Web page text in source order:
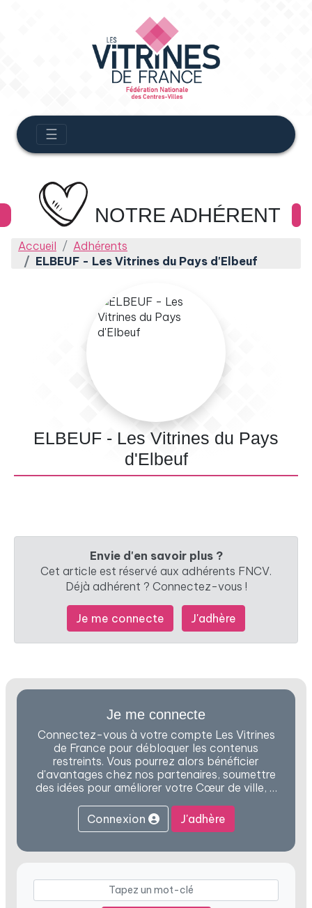
☰
NOTRE ADHÉRENT
Accueil
Adhérents
ELBEUF - Les Vitrines du Pays d'Elbeuf
ELBEUF - Les Vitrines du Pays
d'Elbeuf
Envie d'en savoir plus ?
Cet article est réservé aux adhérents FNCV.
Déjà adhérent ? Connectez-vous !
Je me connecte J'adhère
Je me connecte
Connectez-vous à votre compte Les Vitrines
de France pour débloquer les contenus
restreints. Vous pourrez alors bénéficier
d'avantages chez nos partenaires, soumettre
des idées pour améliorer votre Cœur de ville, …
Connexion J'adhère